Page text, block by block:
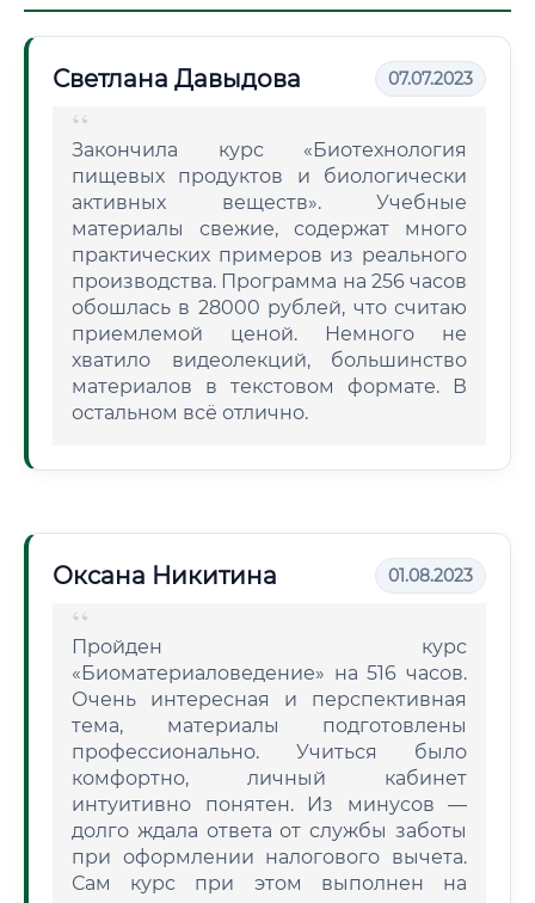
Светлана Давыдова 07.07.2023
Закончила курс «Биотехнология
пищевых продуктов и биологически
активных веществ». Учебные
материалы свежие, содержат много
практических примеров из реального
производства. Программа на 256 часов
обошлась в 28000 рублей, что считаю
приемлемой ценой. Немного не
хватило видеолекций, большинство
материалов в текстовом формате. В
остальном всё отлично.
Оксана Никитина 01.08.2023
Пройден курс
«Биоматериаловедение» на 516 часов.
Очень интересная и перспективная
тема, материалы подготовлены
профессионально. Учиться было
комфортно, личный кабинет
интуитивно понятен. Из минусов —
долго ждала ответа от службы заботы
при оформлении налогового вычета.
Сам курс при этом выполнен на